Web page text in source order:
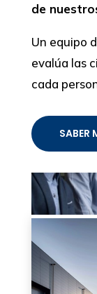
de
Un equipo
evalúa las
cada
SABER